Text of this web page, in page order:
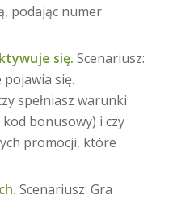
podając numer
się. Scenariusz:
pojawia się.
spełniasz warunki
bonusowy) i czy
promocji, które
Scenariusz: Gra